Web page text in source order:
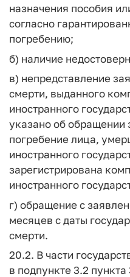
назначения пособия
согласно
погребению;
б) наличие
в) непредставление
смерти, выданного
иностранного
указано об обращении
погребение лица,
иностранного
зарегистрирована
иностранного
г) обращение с
месяцев с даты
смерти.
20.2. В части
в подпункте 3.2